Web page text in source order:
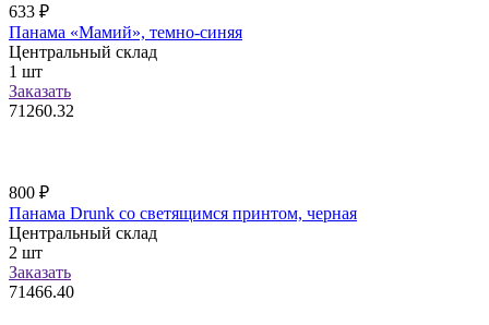
633 ₽
Панама «Мамий», темно-синяя
Центральный склад
1 шт
Заказать
71260.32
800 ₽
Панама Drunk со светящимся принтом, черная
Центральный склад
2 шт
Заказать
71466.40